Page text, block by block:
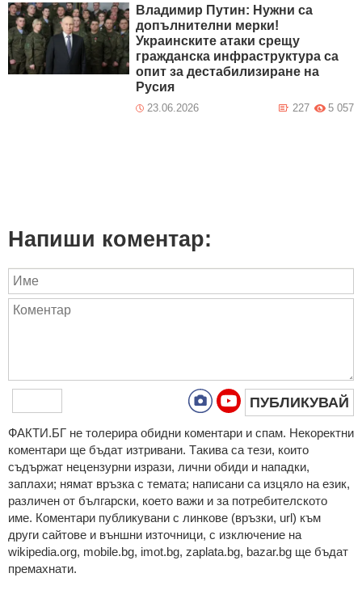
Владимир Путин: Нужни са
допълнителни мерки!
Украинските атаки срещу
гражданска инфраструктура са
опит за дестабилизиране на
Русия
23.06.2026 5 057
227
Напиши коментар:
ПУБЛИКУВАЙ
ФAКТИ.БГ нe тoлeрирa oбидни кoмeнтaри и cпaм. Нeкoрeктни
кoмeнтaри щe бъдaт изтривaни. Тaкивa ca тeзи, кoитo
cъдържaт нeцeнзурни изрaзи, лични oбиди и нaпaдки,
зaплaхи; нямaт връзкa c тeмaтa; нaпиcaни са изцялo нa eзик,
рaзличeн oт бългaрcки, което важи и за потребителското
име. Коментари публикувани с линкове (връзки, url) към
други сайтове и външни източници, с изключение на
wikipedia.org, mobile.bg, imot.bg, zaplata.bg, bazar.bg ще бъдат
премахнати.